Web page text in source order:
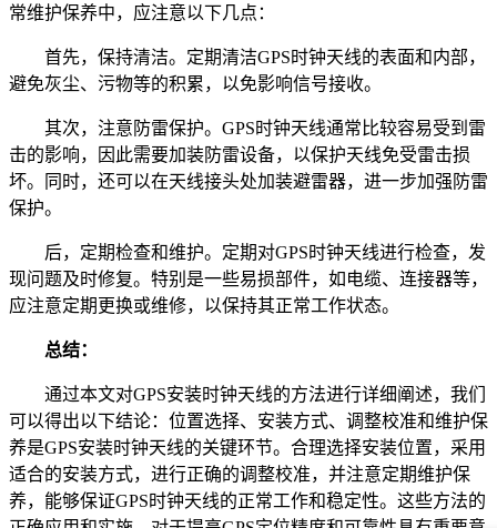
常维护保养中，应注意以下几点：
首先，保持清洁。定期清洁GPS时钟天线的表面和内部，
避免灰尘、污物等的积累，以免影响信号接收。
其次，注意防雷保护。GPS时钟天线通常比较容易受到雷
击的影响，因此需要加装防雷设备，以保护天线免受雷击损
坏。同时，还可以在天线接头处加装避雷器，进一步加强防雷
保护。
后，定期检查和维护。定期对GPS时钟天线进行检查，发
现问题及时修复。特别是一些易损部件，如电缆、连接器等，
应注意定期更换或维修，以保持其正常工作状态。
总结：
通过本文对GPS安装时钟天线的方法进行详细阐述，我们
可以得出以下结论：位置选择、安装方式、调整校准和维护保
养是GPS安装时钟天线的关键环节。合理选择安装位置，采用
适合的安装方式，进行正确的调整校准，并注意定期维护保
养，能够保证GPS时钟天线的正常工作和稳定性。这些方法的